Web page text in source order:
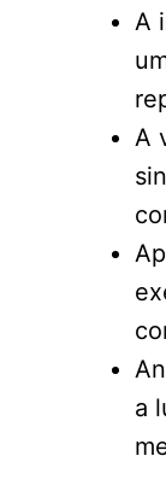
A
A
a